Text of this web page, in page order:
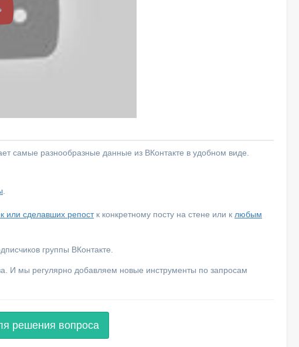
самые разнообразные данные из ВКонтакте в удобном виде.
или сделавших репостк конкретному посту на стене или к любым
группы ВКонтакте.
И мы регулярно добавляем новые инструменты по запросам
решения вопроса